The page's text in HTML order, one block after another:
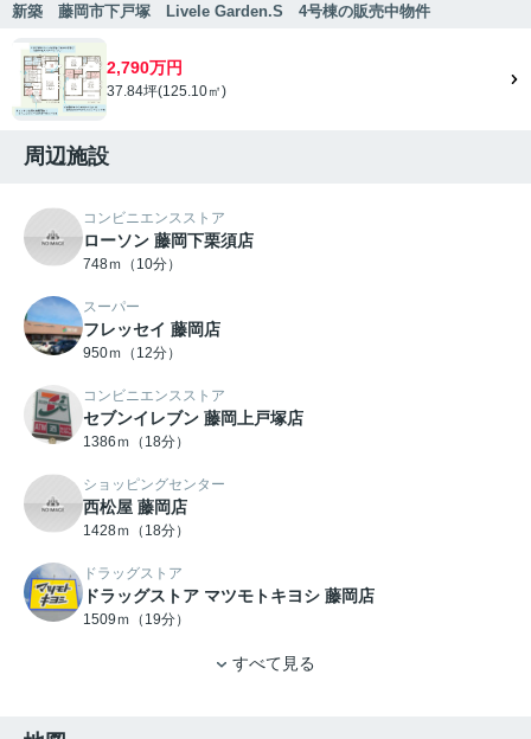
新築 藤岡市下戸塚 Livele Garden.S 4号棟の販売中物件
2,790万円
37.84坪(125.10㎡)
周辺施設
コンビニエンスストア
ローソン 藤岡下栗須店
748ｍ（10分）
スーパー
フレッセイ 藤岡店
950ｍ（12分）
コンビニエンスストア
セブンイレブン 藤岡上戸塚店
1386ｍ（18分）
ショッピングセンター
西松屋 藤岡店
1428ｍ（18分）
ドラッグストア
ドラッグストア マツモトキヨシ 藤岡店
1509ｍ（19分）
すべて見る